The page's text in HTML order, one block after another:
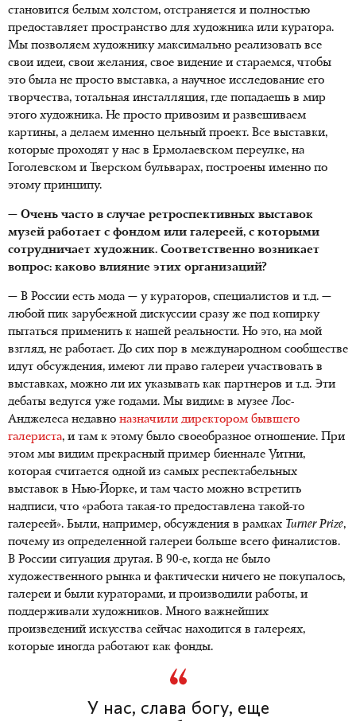
становится белым холстом, отстраняется и полностью
предоставляет пространство для художника или куратора.
Мы позволяем художнику максимально реализовать все
свои идеи, свои желания, свое видение и стараемся, чтобы
это была не просто выставка, а научное исследование его
творчества, тотальная инсталляция, где попадаешь в мир
этого художника. Не просто привозим и развешиваем
картины, а делаем именно цельный проект. Все выставки,
которые проходят у нас в Ермолаевском переулке, на
Гоголевском и Тверском бульварах, построены именно по
этому принципу.
— Очень часто в случае ретроспективных выставок
музей работает с фондом или галереей, с которыми
сотрудничает художник. Соответственно возникает
вопрос: каково влияние этих организаций?
— В России есть мода — у кураторов, специалистов и т.д. —
любой пик зарубежной дискуссии сразу же под копирку
пытаться применить к нашей реальности. Но это, на мой
взгляд, не работает. До сих пор в международном сообществе
идут обсуждения, имеют ли право галереи участвовать в
выставках, можно ли их указывать как партнеров и т.д. Эти
дебаты ведутся уже годами. Мы видим: в музее Лос-
Анджелеса недавно назначили директором бывшего
галериста, и там к этому было своеобразное отношение. При
этом мы видим прекрасный пример биеннале Уитни,
которая считается одной из самых респектабельных
выставок в Нью-Йорке, и там часто можно встретить
надписи, что «работа такая-то предоставлена такой-то
галереей». Были, например, обсуждения в рамках Turner Prize,
почему из определенной галереи больше всего финалистов.
В России ситуация другая. В 90-е, когда не было
художественного рынка и фактически ничего не покупалось,
галереи и были кураторами, и производили работы, и
поддерживали художников. Много важнейших
произведений искусства сейчас находится в галереях,
которые иногда работают как фонды.
У нас, слава богу, еще